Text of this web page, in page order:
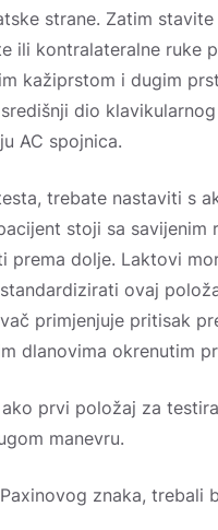
strane. Zatim
ili kontralateralne ruke
kažiprstom i dugim
dio
AC spojnica.
trebate nastaviti s
stoji sa
prema dolje. Laktovi
ovaj
primjenjuje pritisak
dlanovima okrenutim
prvi položaj za
manevru.
znaka, trebali